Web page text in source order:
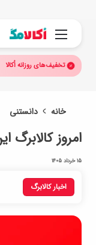
منو
تخفیف‌های روزانه اُکالا
خانه دانستنی
اخبار کالابرگ
امروز کالابرگ
15 خرداد 1405